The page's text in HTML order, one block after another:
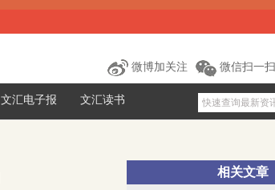
微博加关注 微信扫一扫
文汇电子报 文汇读书
相关文章